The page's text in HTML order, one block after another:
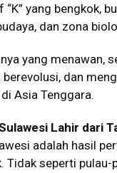
“K” yang bengkok,
dan zona
yang menawan,
berevolusi, dan
Asia Tenggara.
Lahir dari
adalah hasil
Tidak seperti